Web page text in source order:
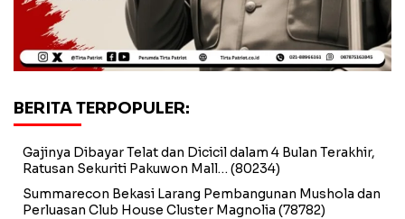
BERITA TERPOPULER:
Gajinya Dibayar Telat dan Dicicil dalam 4 Bulan Terakhir,
Ratusan Sekuriti Pakuwon Mall… (80234)
Summarecon Bekasi Larang Pembangunan Mushola dan
Perluasan Club House Cluster Magnolia (78782)